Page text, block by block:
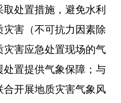
处置措施，避免水利
害（不可抗力因素除
害应急处置现场的气
置提供气象保障；与
合开展地质灾害气象风